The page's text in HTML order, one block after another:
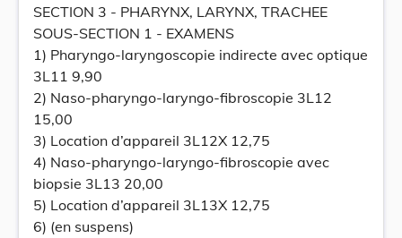
SECTION 3 - PHARYNX, LARYNX, TRACHEE
SOUS-SECTION 1 - EXAMENS
1) Pharyngo-laryngoscopie indirecte avec optique
3L11 9,90
2) Naso-pharyngo-laryngo-fibroscopie 3L12
15,00
3) Location d’appareil 3L12X 12,75
4) Naso-pharyngo-laryngo-fibroscopie avec
biopsie 3L13 20,00
5) Location d’appareil 3L13X 12,75
6) (en suspens)